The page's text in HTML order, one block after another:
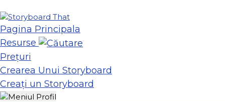
Pagina Principala
Resurse
Prețuri
Crearea Unui Storyboard
Creați un Storyboard